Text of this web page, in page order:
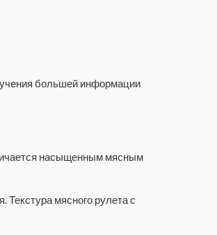
большей информации
насыщенным мясным
Текстура мясного рулета с